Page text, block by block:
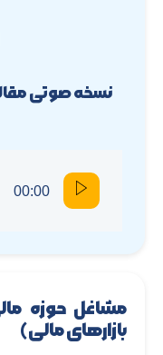
نسخه صوتی
00:00
مشاغل حوزه
بازارهای مالی)